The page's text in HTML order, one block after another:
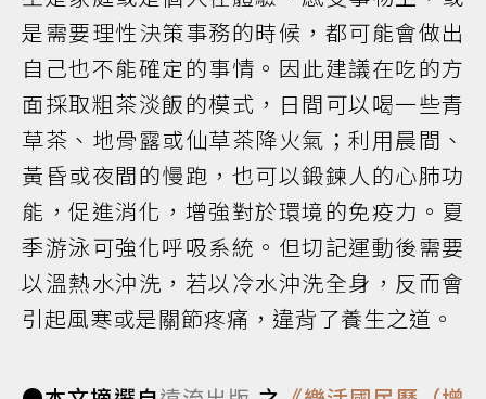
是需要理性決策事務的時候，都可能會做出
自己也不能確定的事情。因此建議在吃的方
面採取粗茶淡飯的模式，日間可以喝一些青
草茶、地骨露或仙草茶降火氣；利用晨間、
黃昏或夜間的慢跑，也可以鍛鍊人的心肺功
能，促進消化，增強對於環境的免疫力。夏
季游泳可強化呼吸系統。但切記運動後需要
以溫熱水沖洗，若以冷水沖洗全身，反而會
引起風寒或是關節疼痛，違背了養生之道。